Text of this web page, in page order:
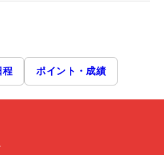
程 ポイント・成績